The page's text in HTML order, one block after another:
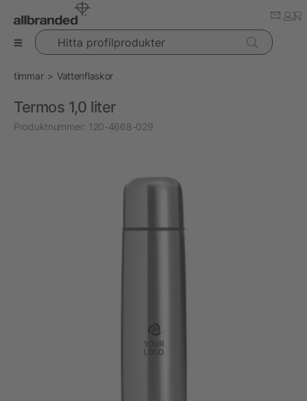
Hitta profilprodukter
timmar Vattenflaskor
Termos 1,0 liter
Produktnummer: 120-4668-029